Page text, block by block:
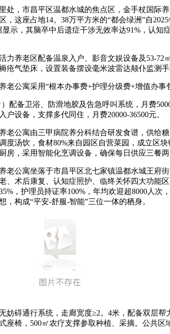
，市昌平区温都水城的焦点区，金手杖国际养
，这座占地14。38万平方米的“都会绿洲”自
示，其脑卒中后遗症干涉无效率达91%，认
养老区配备温泉入户、影音文娱设备及53-72
疮气垫床，设置装备摆设毫米波雷达颠仆监测手
公寓采用“根本办事费+护理分级费+增值办事
备卫浴、防滑地胶及告急呼叫系统，月费
户设备，支撑多代同住，月费20000-36500元。
公寓由三甲病院养分科结合研发食谱，供给糖
度汤饮，食材80%来自园区自营菜园，成立区
房，采用智能化烹调设备，确保每日供应三餐
公寓坐落于市昌平区北七家镇温都水城王府街
、术后康复、认知症照护、临终关怀四大功能
，护理员持证率100%，年均欢迎超8000人
，构成“平安-舒服-智能”三位一体的栖身。
碍通行系统，走廊宽度≥2。4米，配备双层帮
座椅，500㎡农疗支撑参取种植、采摘。公共